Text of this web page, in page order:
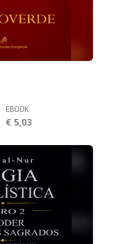
EBOOK
€ 5,03